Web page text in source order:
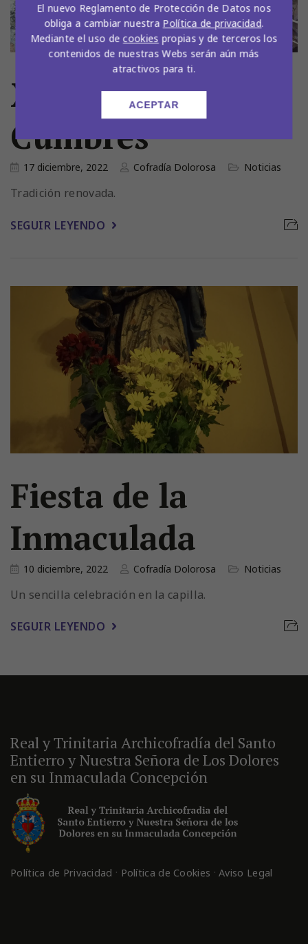
XIV Belén de
Cumbres
17 diciembre, 2022 Cofradía Dolorosa Noticias
Tradición renovada.
SEGUIR LEYENDO
Fiesta de la
Inmaculada
10 diciembre, 2022 Cofradía Dolorosa Noticias
Un sencilla celebración en la capilla.
SEGUIR LEYENDO
Real y Trinitaria Archicofradía del Santo
Entierro y Nuestra Señora de Los Dolores
en su Inmaculada Concepción
Política de Privacidad · Política de Cookies ·Aviso Legal
El nuevo Reglamento de Protección de Datos nos
obliga a cambiar nuestra Política de privacidad.
Mediante el uso de cookies propias y de terceros los
contenidos de nuestras Webs serán aún más
atractivos para ti.
ACEPTAR